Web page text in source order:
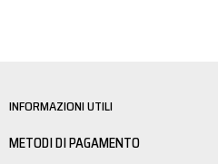
INFORMAZIONI UTILI
METODI DI PAGAMENTO